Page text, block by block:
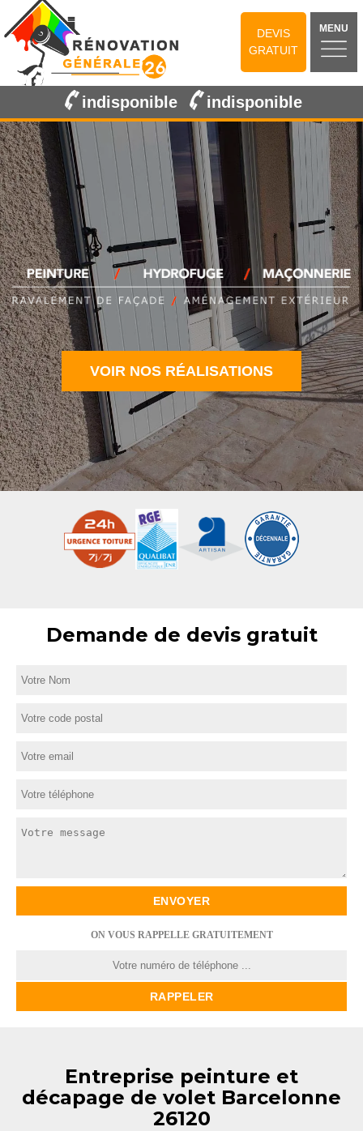
DEVIS
GRATUIT
MENU
indisponible indisponible
VOIR NOS RÉALISATIONS
Demande de devis gratuit
ON VOUS RAPPELLE GRATUITEMENT
Entreprise peinture et
décapage de volet Barcelonne
26120